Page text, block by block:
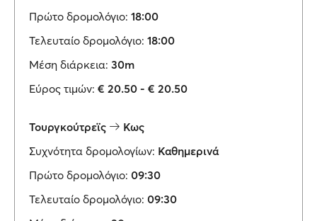
Πρώτο δρομολόγιο: 18:00
Τελευταίο δρομολόγιο: 18:00
Μέση διάρκεια: 30m
Εύρος τιμών: € 20.50 - € 20.50
Τουργκούτρεϊς
Κως
Συχνότητα δρομολογίων: Καθημερινά
Πρώτο δρομολόγιο: 09:30
Τελευταίο δρομολόγιο: 09:30